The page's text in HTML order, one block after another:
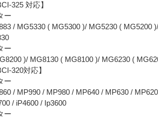
325 対応】
ー
/ MG5330 ( MG5300 )/ MG5230 ( MG5200
ー
)/ MG8130 ( MG8100 )/ MG6230 (
320対応】
ー
/ MP990 / MP980 / MP640 / MP630 /
/ iP4600 / Ip3600
ー